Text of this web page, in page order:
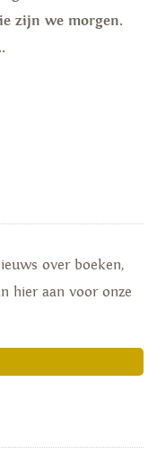
zijn we morgen.
over boeken,
hier aan voor onze